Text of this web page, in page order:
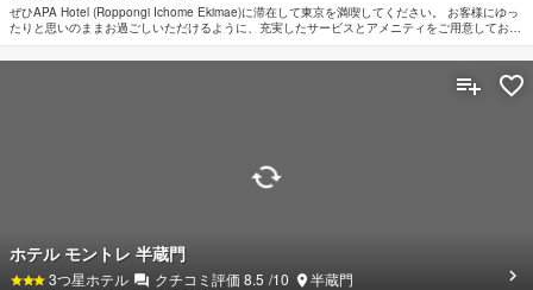
ぜひAPA Hotel (Roppongi Ichome Ekimae)に滞在して東京を満喫してください。 お客様にゆっ
たりと思いのままお過ごしいただけるように、充実したサービスとアメニティをご用意しており
ます。 館内には全室Wi-Fi無料, バリアフリー設備, ランドリーサービス, ビジネスセンター
（FAX/写真コピー）などの設備・サービスをご用意しています。 贅沢なインテリアと便利なア
メニティを各お部屋に整えております。 ご滞在中、より快適にお過ごしいただくためマッサー
ジなどの設備・サービスをご利用いただけます。 東京を訪れる際には、APA Hotel (Roppongi
ホテル モントレ 半蔵門
3つ星ホテル クチコミ評価 8.5 /10 半蔵門